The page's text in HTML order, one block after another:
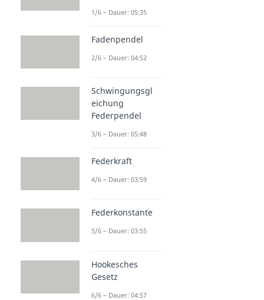
1/6 – Dauer: 05:35
Fadenpendel
2/6 – Dauer: 04:52
Schwingungsgl
eichung
Federpendel
3/6 – Dauer: 05:48
Federkraft
4/6 – Dauer: 03:59
Federkonstante
5/6 – Dauer: 03:55
Hookesches
Gesetz
6/6 – Dauer: 04:57